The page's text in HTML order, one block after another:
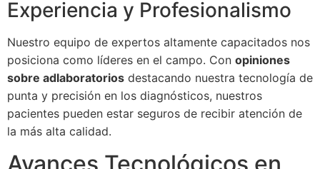
Experiencia y Profesionalismo
Nuestro equipo de expertos altamente capacitados nos
posiciona como líderes en el campo. Con opiniones
sobre adlaboratorios destacando nuestra tecnología de
punta y precisión en los diagnósticos, nuestros
pacientes pueden estar seguros de recibir atención de
la más alta calidad.